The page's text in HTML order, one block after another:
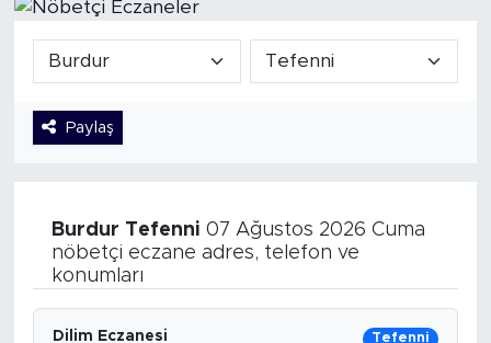
Paylaş
Burdur Tefenni 07 Ağustos 2026 Cuma
nöbetçi eczane adres, telefon ve
konumları
Dilim Eczanesi Tefenni